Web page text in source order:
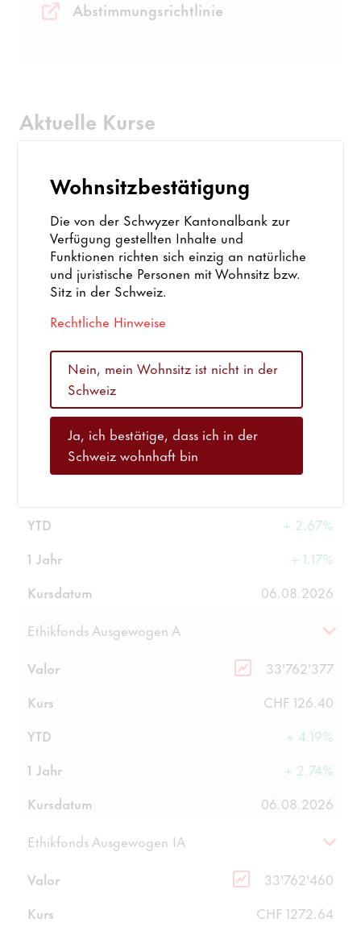
Abstimmungsrichtlinie
Aktuelle Kurse
Valor
33'762'373
Kurs
CHF 108.05
YTD
1 Jahr
+ 1.11%
Kursdatum
06.08.2026
Ethikfonds Einkommen IA
YTD
+ 2.67%
1 Jahr
+ 1.17%
Kursdatum
06.08.2026
Ethikfonds Ausgewogen A
Valor
33'762'377
Kurs
CHF 126.40
YTD
+ 4.19%
1 Jahr
+ 2.74%
Kursdatum
06.08.2026
Ethikfonds Ausgewogen IA
Valor
33'762'460
Kurs
CHF 1272.64
Wohnsitzbestätigung
Die von der Schwyzer Kantonalbank zur
Verfügung gestellten Inhalte und
Funktionen richten sich einzig an natürliche
und juristische Personen mit Wohnsitz bzw.
Sitz in der Schweiz.
Rechtliche Hinweise
Nein, mein Wohnsitz ist nicht in der
Schweiz
Ja, ich bestätige, dass ich in der
Schweiz wohnhaft bin